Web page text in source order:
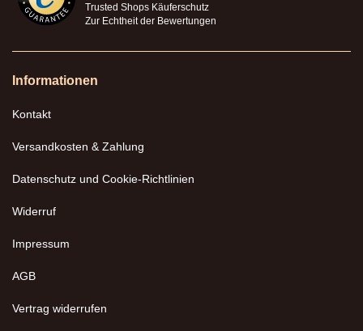
Trusted Shops Käuferschutz
Zur Echtheit der Bewertungen
Informationen
Kontakt
Versandkosten & Zahlung
Datenschutz und Cookie-Richtlinien
Widerruf
Impressum
AGB
Vertrag widerrufen